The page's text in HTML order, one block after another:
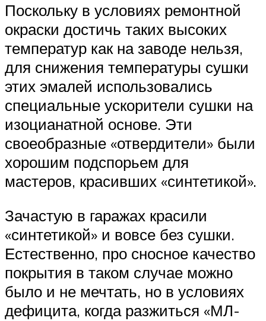
Поскольку в условиях ремонтной
окраски достичь таких высоких
температур как на заводе нельзя,
для снижения температуры сушки
этих эмалей использовались
специальные ускорители сушки на
изоцианатной основе. Эти
своеобразные «отвердители» были
хорошим подспорьем для
мастеров, красивших «синтетикой».
Зачастую в гаражах красили
«синтетикой» и вовсе без сушки.
Естественно, про сносное качество
покрытия в таком случае можно
было и не мечтать, но в условиях
дефицита, когда разжиться «МЛ-